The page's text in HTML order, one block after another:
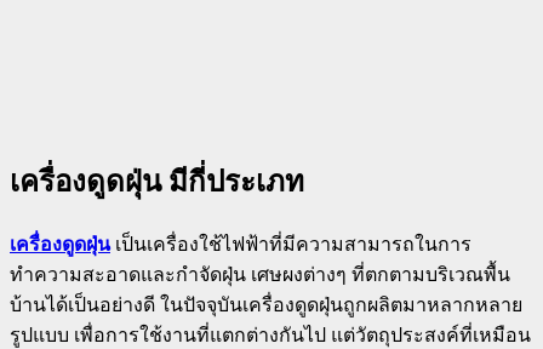
เครื่องดูดฝุ่น มีกี่ประเภท
เครื่องดูดฝุ่นเป็นเครื่องใช้ไฟฟ้าที่มีความสามารถในการ
ทำความสะอาดและกำจัดฝุ่น เศษผงต่างๆ ที่ตกตามบริเวณพื้น
บ้านได้เป็นอย่างดี ในปัจจุบันเครื่องดูดฝุ่นถูกผลิตมาหลากหลาย
รูปแบบ เพื่อการใช้งานที่แตกต่างกันไป แต่วัตถุประสงค์ที่เหมือน